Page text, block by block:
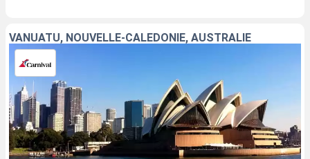
VANUATU, NOUVELLE-CALÉDONIE, AUSTRALIE